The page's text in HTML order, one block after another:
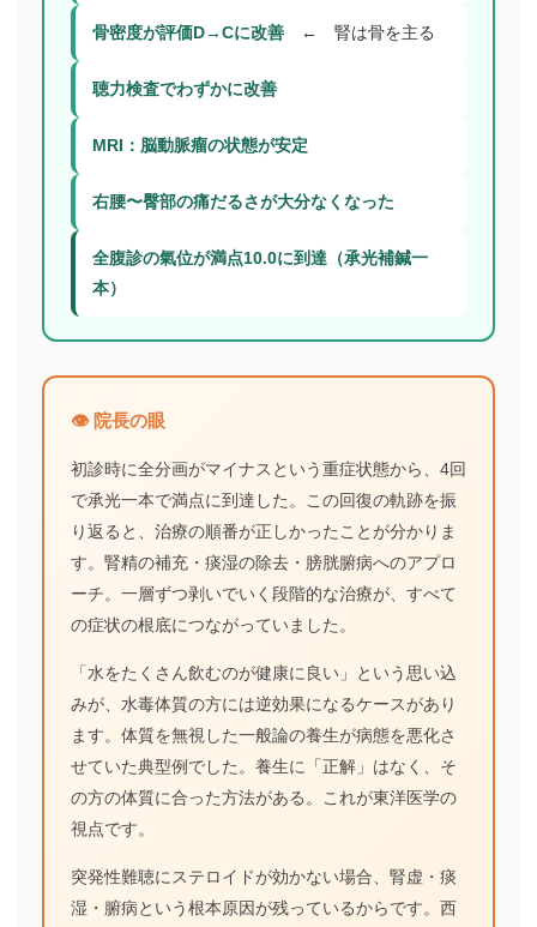
骨密度が評価D→Cに改善← 腎は骨を主る
聴力検査でわずかに改善
MRI：脳動脈瘤の状態が安定
右腰〜臀部の痛だるさが大分なくなった
全腹診の氣位が満点10.0に到達（承光補鍼一
本）
👁️ 院長の眼
初診時に全分画がマイナスという重症状態から、4回
で承光一本で満点に到達した。この回復の軌跡を振
り返ると、治療の順番が正しかったことが分かりま
す。腎精の補充・痰湿の除去・膀胱腑病へのアプロ
ーチ。一層ずつ剥いでいく段階的な治療が、すべて
の症状の根底につながっていました。
「水をたくさん飲むのが健康に良い」という思い込
みが、水毒体質の方には逆効果になるケースがあり
ます。体質を無視した一般論の養生が病態を悪化さ
せていた典型例でした。養生に「正解」はなく、そ
の方の体質に合った方法がある。これが東洋医学の
視点です。
突発性難聴にステロイドが効かない場合、腎虚・痰
湿・腑病という根本原因が残っているからです。西